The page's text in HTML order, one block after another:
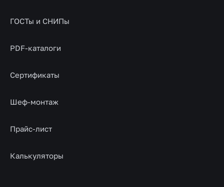
ГОСТы и СНИПы
PDF-каталоги
Сертификаты
Шеф-монтаж
Прайс-лист
Калькуляторы